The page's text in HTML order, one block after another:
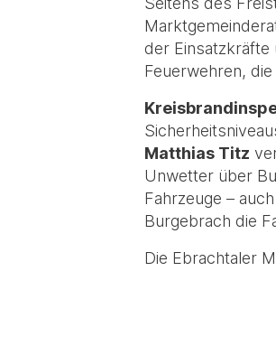
der
Feuerwehren,
Matthias Titz
Unwetter über
Fahrzeuge –
Burgebrach die
Die Ebrachtaler